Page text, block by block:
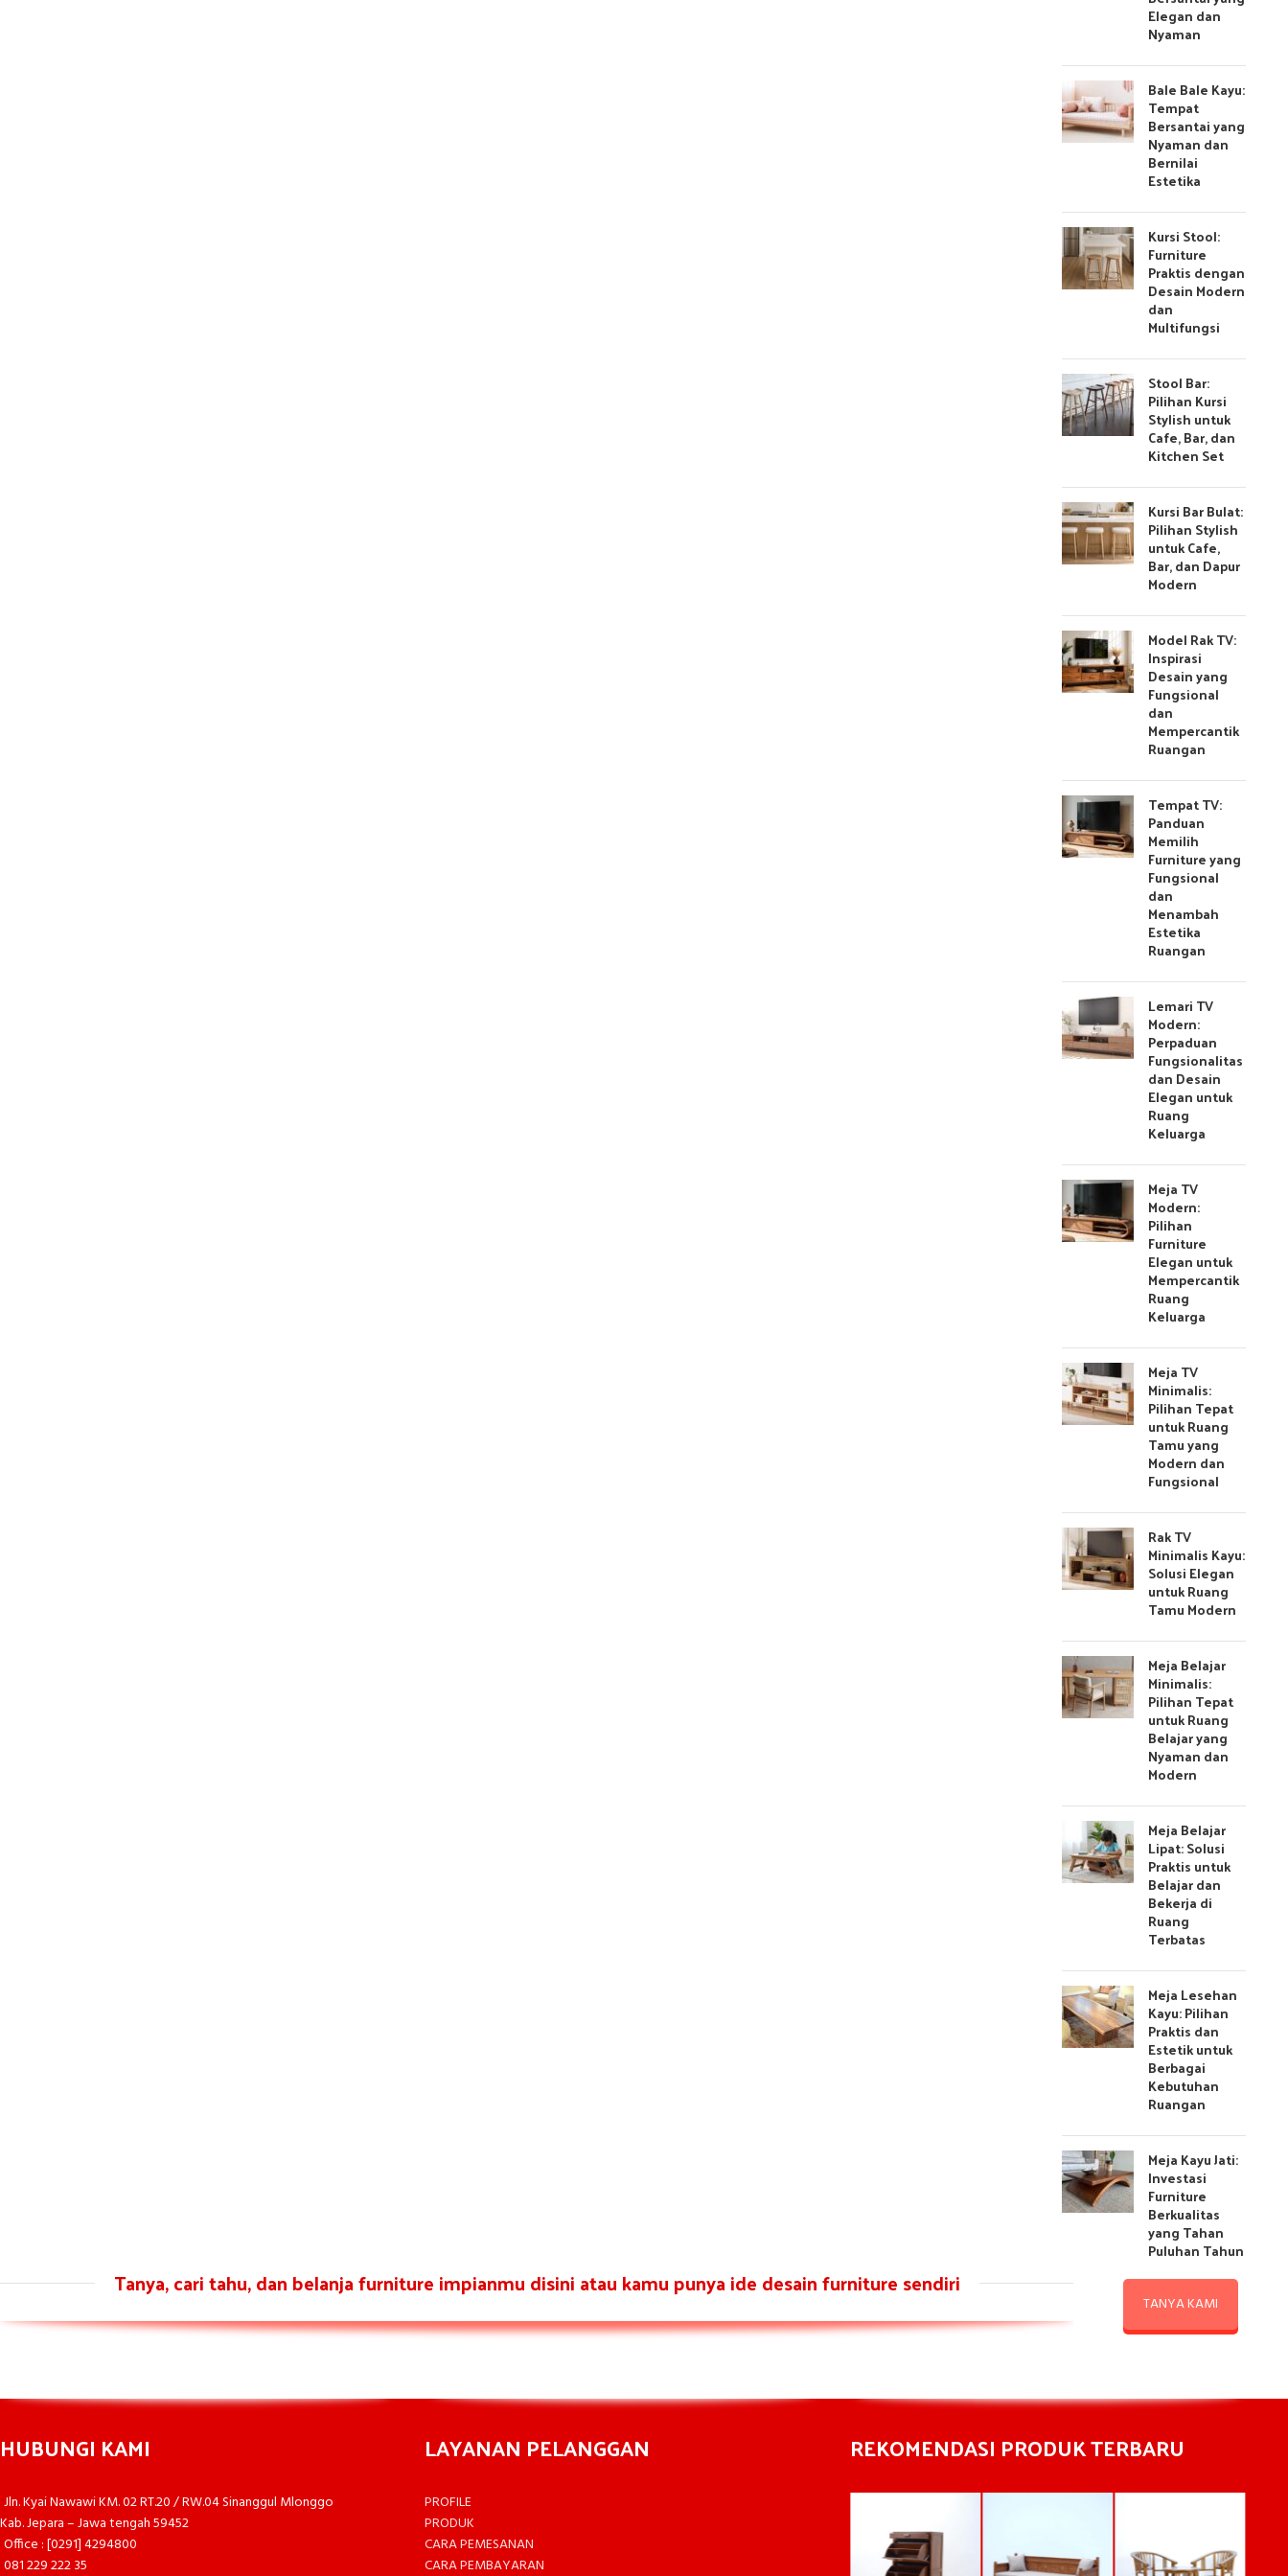
Elegan dan
Nyaman
Bale Bale Kayu:
Tempat
Bersantai yang
Nyaman dan
Bernilai
Estetika
Kursi Stool:
Furniture
Praktis dengan
Desain Modern
dan
Multifungsi
Stool Bar:
Pilihan Kursi
Stylish untuk
Cafe, Bar, dan
Kitchen Set
Kursi Bar Bulat:
Pilihan Stylish
untuk Cafe,
Bar, dan Dapur
Modern
Model Rak TV:
Inspirasi
Desain yang
Fungsional
dan
Mempercantik
Ruangan
Tempat TV:
Panduan
Memilih
Furniture yang
Fungsional
dan
Menambah
Estetika
Ruangan
Lemari TV
Modern:
Perpaduan
Fungsionalitas
dan Desain
Elegan untuk
Ruang
Keluarga
Meja TV
Modern:
Pilihan
Furniture
Elegan untuk
Mempercantik
Ruang
Keluarga
Meja TV
Minimalis:
Pilihan Tepat
untuk Ruang
Tamu yang
Modern dan
Fungsional
Rak TV
Minimalis Kayu:
Solusi Elegan
untuk Ruang
Tamu Modern
Meja Belajar
Minimalis:
Pilihan Tepat
untuk Ruang
Belajar yang
Nyaman dan
Modern
Meja Belajar
Lipat: Solusi
Praktis untuk
Belajar dan
Bekerja di
Ruang
Terbatas
Meja Lesehan
Kayu: Pilihan
Praktis dan
Estetik untuk
Berbagai
Kebutuhan
Ruangan
Meja Kayu Jati:
Investasi
Furniture
Berkualitas
yang Tahan
Puluhan Tahun
Tanya, cari tahu, dan belanja furniture impianmu disini atau kamu punya ide desain furniture sendiri
TANYA KAMI
HUBUNGI KAMI
Jln. Kyai Nawawi KM. 02 RT.20 / RW.04 Sinanggul Mlonggo
Kab. Jepara – Jawa tengah 59452
Office : [0291] 4294800
081 229 222 35
LAYANAN PELANGGAN
PROFILE
PRODUK
CARA PEMESANAN
CARA PEMBAYARAN
REKOMENDASI PRODUK TERBARU